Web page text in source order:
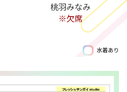
桃羽みなみ
※欠席
水着あり